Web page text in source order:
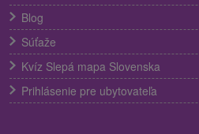
Blog
Súťaže
Kvíz Slepá mapa Slovenska
Prihlásenie pre ubytovateľa